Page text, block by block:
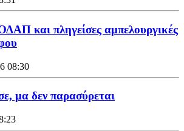
και πληγείσες αμπελουργικές
08:30
μα δεν παρασύρεται